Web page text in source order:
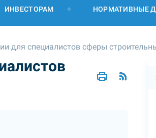
ИНВЕСТОРАМ НОРМАТИВНЫЕ
для специалистов сферы